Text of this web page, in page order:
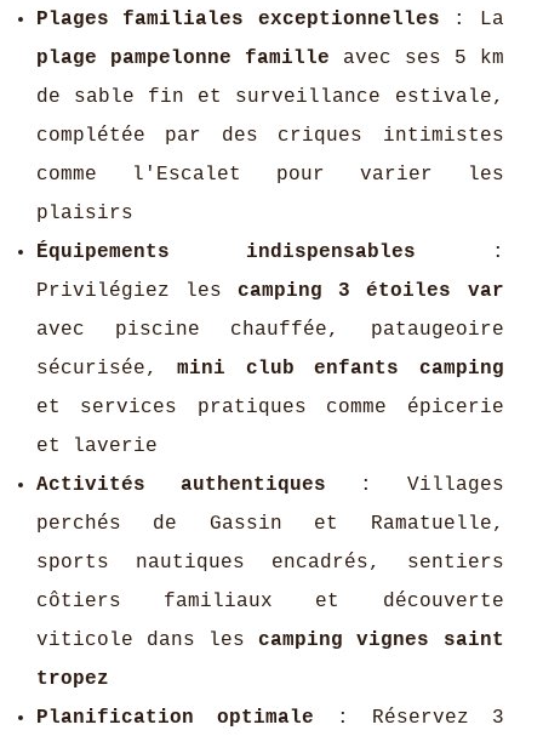
Plages familiales exceptionnelles : La
plage pampelonne famille avec ses 5 km
de sable fin et surveillance estivale,
complétée par des criques intimistes
comme l'Escalet pour varier les
plaisirs
Équipements indispensables :
Privilégiez lescamping 3 étoiles var
avec piscine chauffée, pataugeoire
sécurisée,mini club enfants camping
et services pratiques comme épicerie
et laverie
Activités authentiques : Villages
perchés de Gassin et Ramatuelle,
sports nautiques encadrés, sentiers
côtiers familiaux et découverte
viticole dans lescamping vignes saint
tropez
Planification optimale : Réservez 3